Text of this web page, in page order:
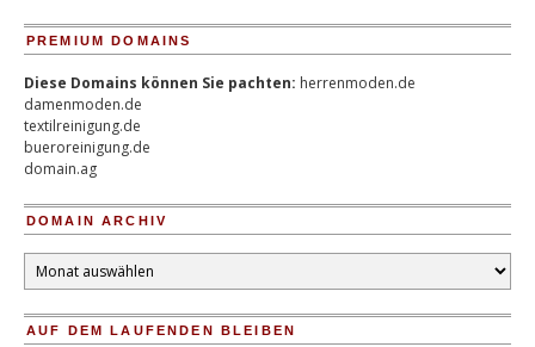
PREMIUM DOMAINS
Diese Domains können Sie pachten: herrenmoden.de
damenmoden.de
textilreinigung.de
bueroreinigung.de
domain.ag
DOMAIN ARCHIV
Domain
Archiv
AUF DEM LAUFENDEN BLEIBEN